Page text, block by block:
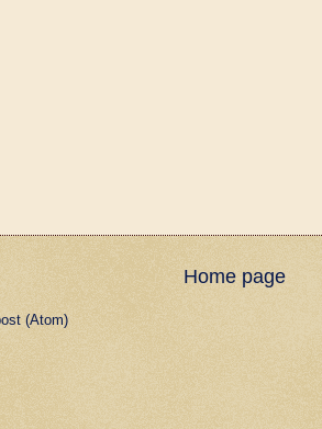
Home page
(Atom)